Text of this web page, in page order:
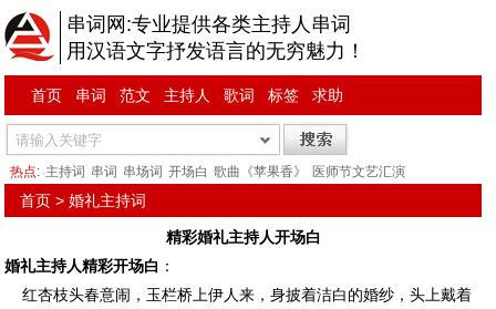
串词网:专业提供各类主持人串词
用汉语文字抒发语言的无穷魅力！
首页 串词 范文 主持人 歌词 标签 求助
热点: 主持词 串词 串场词 开场白 歌曲《苹果香》 医师节文艺汇演
首页 >婚礼主持词
精彩婚礼主持人开场白
婚礼主持人精彩开场白 ：
红杏枝头春意闹，玉栏桥上伊人来，身披着洁白的婚纱，头上戴着